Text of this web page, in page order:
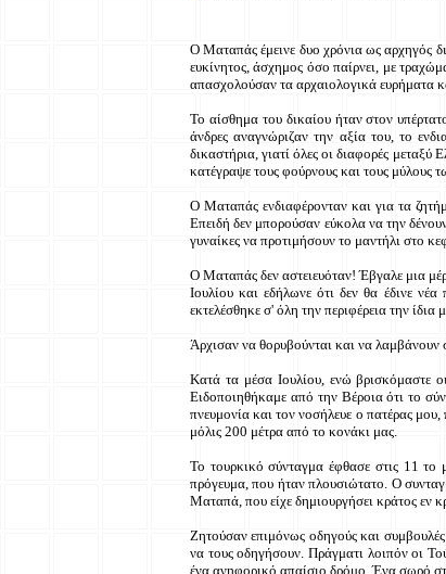
Ο Ματαπάς έμεινε δυο χρόνια ως αρχηγός
ευκίνητος, άσχημος όσο παίρνει, με
απασχολούσαν τα αρχαιολογικά ευρήματα
Το αίσθημα του δικαίου ήταν στον
άνδρες αναγνώριζαν την αξία του, το
δικαστήρια, γιατί όλες οι διαφορές
κατέγραψε τους φούρνους και τους μύλους
Ο Ματαπάς ενδιαφέρονταν και για τα
Επειδή δεν μπορούσαν εύκολα να την
γυναίκες να προτιμήσουν το μαντήλι στο
Ο Ματαπάς δεν αστειευόταν! Έβγαλε μια
Ιουλίου και εδήλωνε ότι δεν θα έδινε
εκτελέσθηκε σ' όλη την περιφέρεια την ίδια
Άρχισαν να θορυβούνται και να
Κατά τα μέσα Ιουλίου, ενώ βρισκόμαστε
Ειδοποιηθήκαμε από την Βέροια ότι το
πνευμονία και τον νοσήλευε ο πατέρας
μόλις 200 μέτρα από το κονάκι μας.
Το τουρκικό σύνταγμα έφθασε στις 11 το
πρόγευμα, που ήταν πλουσιώτατο. Ο
Ματαπά, που είχε δημιουργήσει κράτος εν
Ζητούσαν επιμόνως οδηγούς και
να τους οδηγήσουν. Πράγματι λοιπόν οι
ένα ανηφορικό απαίσιο δρόμο. Ένα σωρό